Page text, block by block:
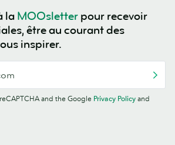
la MOOsletter pour recevoir
être au courant des
inspirer.
and the Google Privacy Policy and